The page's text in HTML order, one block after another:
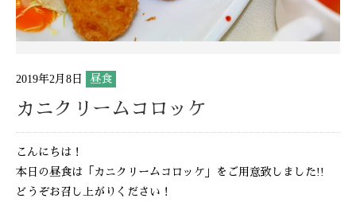
2019年2月8日 昼食
カニクリームコロッケ
こんにちは！
本日の昼食は「カニクリームコロッケ」をご用意致しました!!
どうぞお召し上がりください！